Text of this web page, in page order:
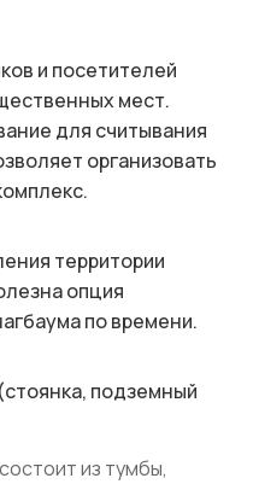
и посетителей
мест.
для считывания
организовать
территории
опция
по времени.
(стоянка, подземный
из тумбы,